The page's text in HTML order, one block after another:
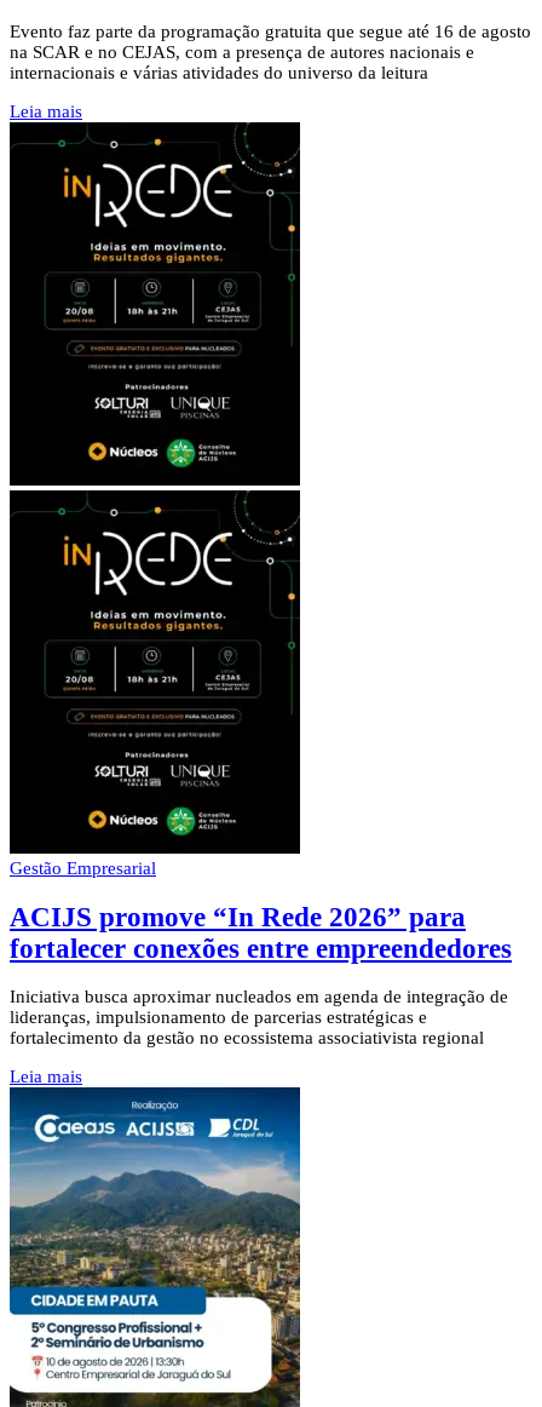
Evento faz parte da programação gratuita que segue até 16 de agosto
na SCAR e no CEJAS, com a presença de autores nacionais e
internacionais e várias atividades do universo da leitura
Leia mais
Gestão Empresarial
ACIJS promove “In Rede 2026” para
fortalecer conexões entre empreendedores
Iniciativa busca aproximar nucleados em agenda de integração de
lideranças, impulsionamento de parcerias estratégicas e
fortalecimento da gestão no ecossistema associativista regional
Leia mais